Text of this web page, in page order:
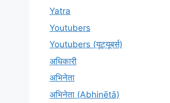
Yatra
Youtubers
Youtubers (यूट्यूबर्स)
अधिकारी
अभिनेता
अभिनेता (Abhinētā)